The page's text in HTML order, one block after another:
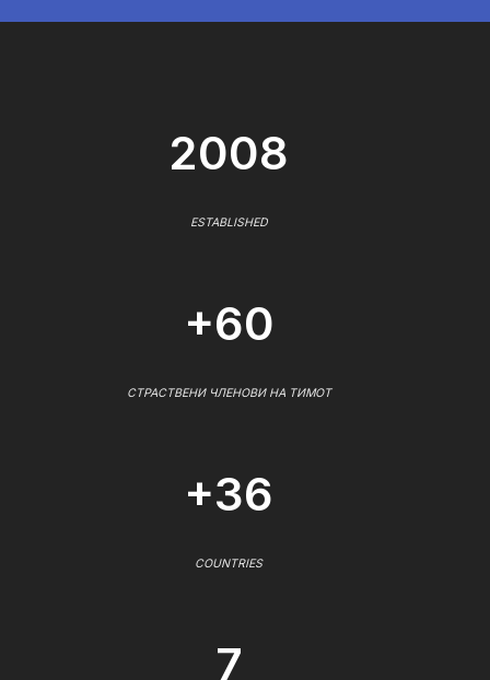
2008
ESTABLISHED
+60
СТРАСТВЕНИ ЧЛЕНОВИ НА ТИМОТ
+36
COUNTRIES
7